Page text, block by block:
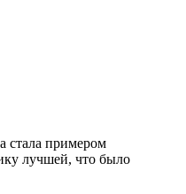
стала примером
лучшей, что было